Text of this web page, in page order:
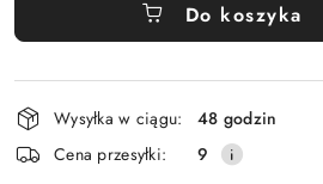
Do koszyka
Dostępność
i
dostawa
Wysyłka w ciągu:
48 godzin
Cena przesyłki:
9